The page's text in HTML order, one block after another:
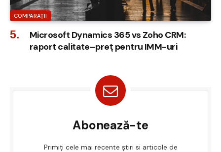
COMPARAȚII
Microsoft Dynamics 365 vs Zoho CRM:
raport calitate–preț pentru IMM-uri
Abonează-te
Primiți cele mai recente știri si articole de